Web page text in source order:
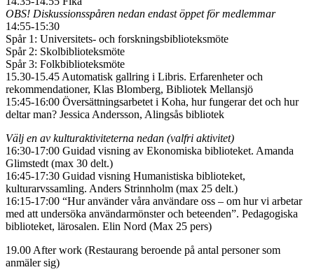
OBS! Diskussionsspåren nedan endast öppet för medlemmar
14:55-15:30
Spår 1: Universitets- och forskningsbiblioteksmöte
Spår 2: Skolbiblioteksmöte
Spår 3: Folkbiblioteksmöte
15.30-15.45 Automatisk gallring i Libris. Erfarenheter och
rekommendationer, Klas Blomberg, Bibliotek Mellansjö
15:45-16:00 Översättningsarbetet i Koha, hur fungerar det och hur
deltar man? Jessica Andersson, Alingsås bibliotek
Välj en av kulturaktiviteterna nedan (valfri aktivitet)
16:30-17:00 Guidad visning av Ekonomiska biblioteket. Amanda
Glimstedt (max 30 delt.)
16:45-17:30 Guidad visning Humanistiska biblioteket,
kulturarvssamling. Anders Strinnholm (max 25 delt.)
16:15-17:00 “Hur använder våra användare oss – om hur vi arbetar
med att undersöka användarmönster och beteenden”. Pedagogiska
biblioteket, lärosalen. Elin Nord (Max 25 pers)
19.00 After work (Restaurang beroende på antal personer som
anmäler sig)